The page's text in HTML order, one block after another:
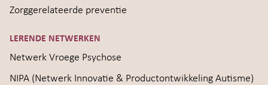
Zorggerelateerde preventie
LERENDE NETWERKEN
Netwerk Vroege Psychose
NIPA (Netwerk Innovatie & Productontwikkeling Autisme)